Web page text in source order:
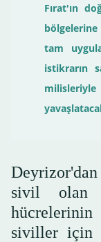
Fırat'ın
bölgelerine
tam
istikrarın
sivil olan
siviller için